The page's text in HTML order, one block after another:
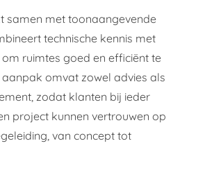
samen met toonaangevende
technische kennis met
ruimtes goed en efficiënt te
aanpak omvat zowel advies als
zodat klanten bij ieder
project kunnen vertrouwen op
van concept tot